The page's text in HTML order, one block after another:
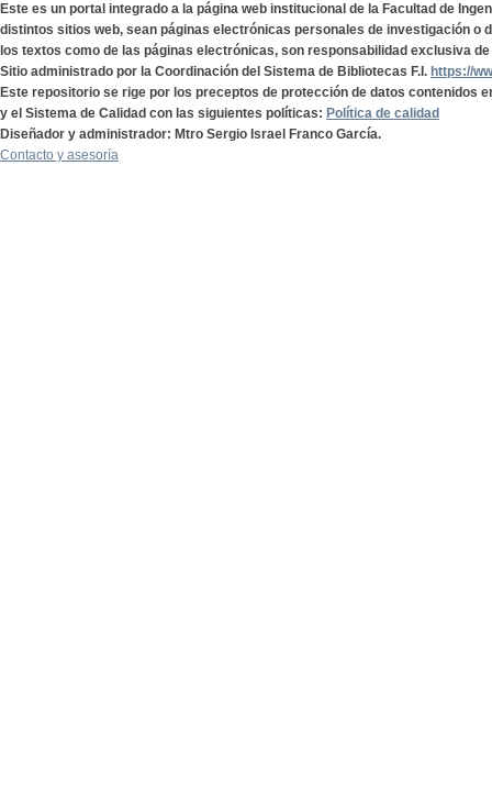
Este es un portal integrado a la página web institucional de la Facultad de
distintos sitios web, sean páginas electrónicas personales de investigación o
los textos como de las páginas electrónicas, son responsabilidad exclusiva
Sitio administrado por la Coordinación del Sistema de Bibliotecas F.I. https://
Este repositorio se rige por los preceptos de protección de datos contenidos
y el Sistema de Calidad con las siguientes políticas: Política de calidad
Diseñador y administrador: Mtro Sergio Israel Franco García.
Contacto y asesoría